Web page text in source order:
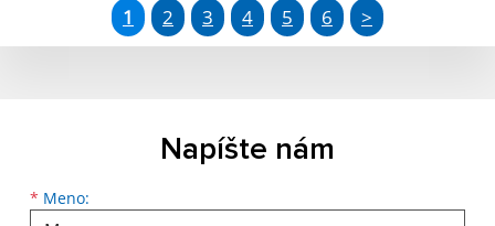
1 2 3 4 5 6 >
Napíšte nám
* Meno:
Meno
Priezvisko
E-mailová adresa